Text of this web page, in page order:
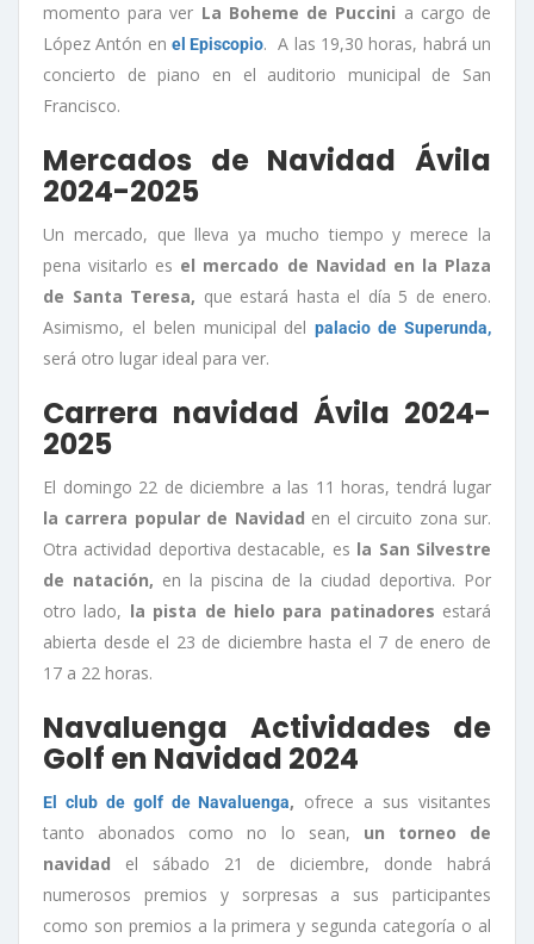
momento para ver La Boheme de Puccini a cargo de
López Antón enel Episcopio. A las 19,30 horas, habrá un
concierto de piano en el auditorio municipal de San
Francisco.
Mercados de Navidad Ávila
2024-2025
Un mercado, que lleva ya mucho tiempo y merece la
pena visitarlo es el mercado de Navidad en la Plaza
de Santa Teresa, que estará hasta el día 5 de enero.
Asimismo, el belen municipal delpalacio de Superunda,
será otro lugar ideal para ver.
Carrera navidad Ávila 2024-
2025
El domingo 22 de diciembre a las 11 horas, tendrá lugar
la carrera popular de Navidad en el circuito zona sur.
Otra actividad deportiva destacable, es la San Silvestre
de natación, en la piscina de la ciudad deportiva. Por
otro lado, la pista de hielo para patinadores estará
abierta desde el 23 de diciembre hasta el 7 de enero de
17 a 22 horas.
Navaluenga Actividades de
Golf en Navidad 2024
El club de golf de Navaluenga, ofrece a sus visitantes
tanto abonados como no lo sean, un torneo de
navidad el sábado 21 de diciembre, donde habrá
numerosos premios y sorpresas a sus participantes
como son premios a la primera y segunda categoría o al